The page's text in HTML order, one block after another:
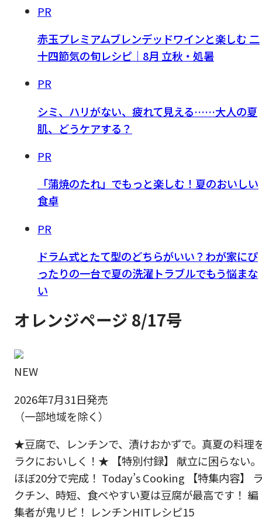
PR
赤玉プレミアムブレンデッドワインと楽しむ 二
十四節気の旬レシピ｜8月 立秋・処暑
PR
シミ、ハリがない、疲れて見える……大人の夏
肌、どうケアする？
PR
「蒲焼のたれ」でもっと楽しむ！夏のおいしい
食卓
PR
ドラム式とたて型のどちらがいい？わが家にぴ
ったりの一台で夏の洗濯トラブルでもう悩まな
い
オレンジページ 8/17号
NEW
2026年7月31日発売
（一部地域を除く）
★豆腐で、レンチンで、漬けおかずで。真夏の料理
ラクにおいしく！★ 【特別付録】 献立に困らない。
ほぼ20分で完成！ Today’s Cooking 【特集内容】
クチン、時短、食べやすい夏は豆腐が最高です！ 編
集者が鬼リピ！ レンチンHITレシピ15